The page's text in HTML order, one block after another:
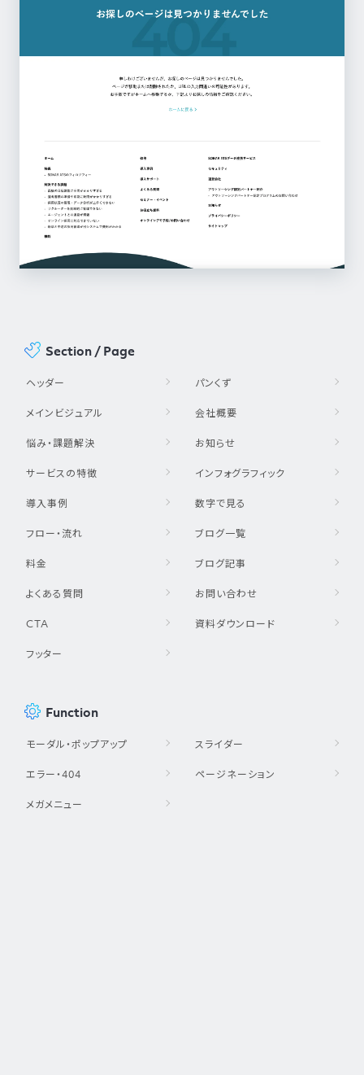
Section / Page
ヘッダー
メインビジュアル
悩み・課題解決
サービスの特徴
導入事例
フロー・流れ
料金
よくある質問
CTA
フッター
パンくず
会社概要
お知らせ
インフォグラフィック
数字で見る
ブログ一覧
ブログ記事
お問い合わせ
資料ダウンロード
Function
モーダル・ポップアップ
エラー・404
メガメニュー
スライダー
ページネーション